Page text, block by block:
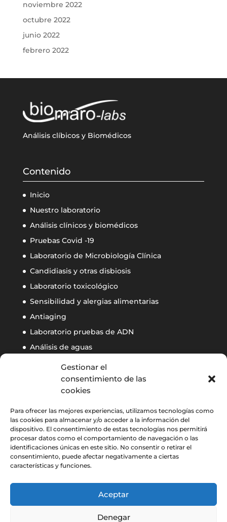
Gestionar el
consentimiento de las
cookies
Para ofrecer las mejores experiencias, utilizamos tecnologías como
las cookies para almacenar y/o acceder a la información del
dispositivo. El consentimiento de estas tecnologías nos permitirá
procesar datos como el comportamiento de navegación o las
identificaciones únicas en este sitio. No consentir o retirar el
consentimiento, puede afectar negativamente a ciertas
características y funciones.
Aceptar
Denegar
noviembre 2022
octubre 2022
junio 2022
febrero 2022
Análisis clíbicos y Biomédicos
Contenido
Inicio
Nuestro laboratorio
Análisis clínicos y biomédicos
Pruebas Covid -19
Laboratorio de Microbiología Clínica
Candidiasis y otras disbiosis
Laboratorio toxicológico
Sensibilidad y alergias alimentarias
Antiaging
Laboratorio pruebas de ADN
Análisis de aguas
Calidad ambiental de interiores
Control de autoclaves
Contacto
Contacto
Calle Camarena, 102 local posterior, 1A2 ·CP: 28047,
MADRID
+34 91 411 58 48, de lunes a viernes de9.00 a